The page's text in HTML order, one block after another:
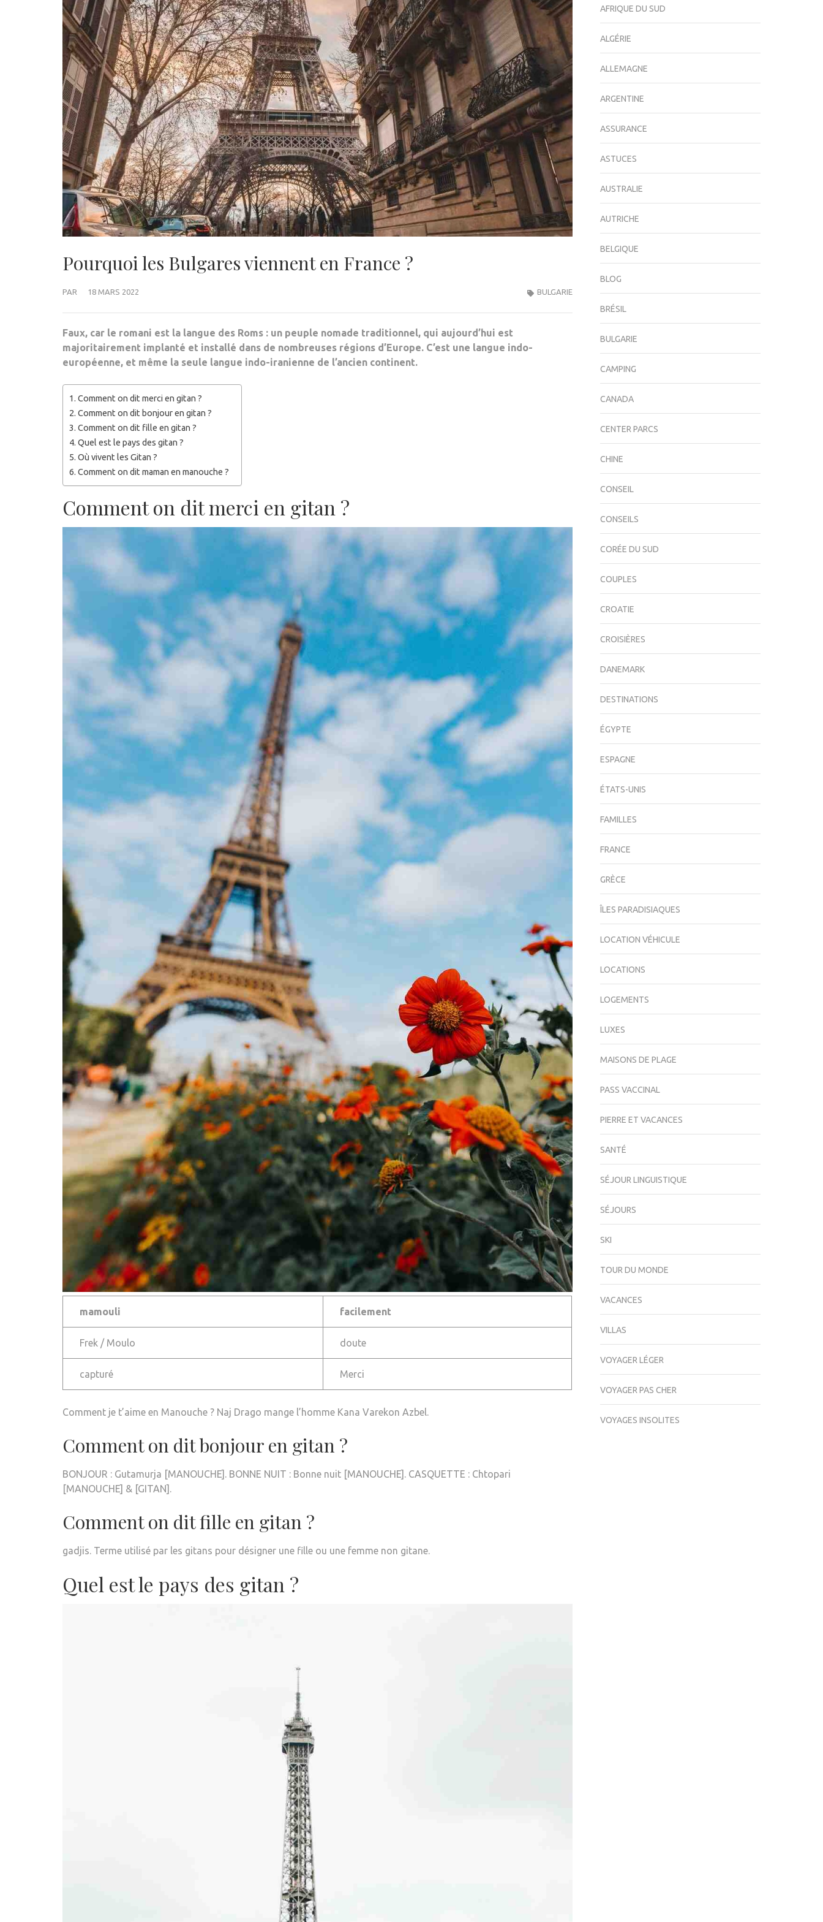
Pourquoi les Bulgares viennent en France ?
PAR 18 MARS 2022 BULGARIE
Faux, car le romani est la langue des Roms : un peuple nomade traditionnel, qui aujourd’hui est
majoritairement implanté et installé dans de nombreuses régions d’Europe. C’est une langue indo-
européenne, et même la seule langue indo-iranienne de l’ancien continent.
Comment on dit merci en gitan ?
Comment on dit bonjour en gitan ?
Comment on dit fille en gitan ?
Quel est le pays des gitan ?
Où vivent les Gitan ?
Comment on dit maman en manouche ?
Comment on dit merci en gitan ?
mamouli facilement
Frek / Moulo doute
capturé Merci
Comment je t’aime en Manouche ? Naj Drago mange l’homme Kana Varekon Azbel.
Comment on dit bonjour en gitan ?
BONJOUR : Gutamurja [MANOUCHE]. BONNE NUIT : Bonne nuit [MANOUCHE]. CASQUETTE : Chtopari
[MANOUCHE] & [GITAN].
Comment on dit fille en gitan ?
gadjis. Terme utilisé par les gitans pour désigner une fille ou une femme non gitane.
Quel est le pays des gitan ?
AFRIQUE DU SUD
ALGÉRIE
ALLEMAGNE
ARGENTINE
ASSURANCE
ASTUCES
AUSTRALIE
AUTRICHE
BELGIQUE
BLOG
BRÉSIL
BULGARIE
CAMPING
CANADA
CENTER PARCS
CHINE
CONSEIL
CONSEILS
CORÉE DU SUD
COUPLES
CROATIE
CROISIÈRES
DANEMARK
DESTINATIONS
ÉGYPTE
ESPAGNE
ÉTATS-UNIS
FAMILLES
FRANCE
GRÈCE
ÎLES PARADISIAQUES
LOCATION VÉHICULE
LOCATIONS
LOGEMENTS
LUXES
MAISONS DE PLAGE
PASS VACCINAL
PIERRE ET VACANCES
SANTÉ
SÉJOUR LINGUISTIQUE
SÉJOURS
SKI
TOUR DU MONDE
VACANCES
VILLAS
VOYAGER LÉGER
VOYAGER PAS CHER
VOYAGES INSOLITES